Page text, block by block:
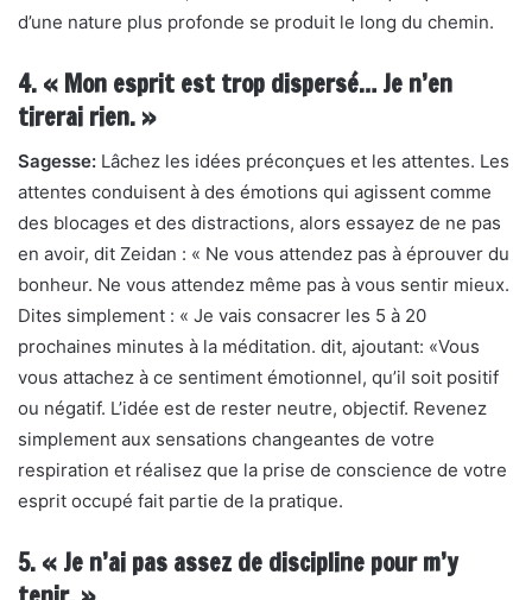
d’une nature plus profonde se produit le long du chemin.
4. « Mon esprit est trop dispersé… Je n’en
tirerai rien. »
Sagesse: Lâchez les idées préconçues et les attentes. Les
attentes conduisent à des émotions qui agissent comme
des blocages et des distractions, alors essayez de ne pas
en avoir, dit Zeidan : « Ne vous attendez pas à éprouver du
bonheur. Ne vous attendez même pas à vous sentir mieux.
Dites simplement : « Je vais consacrer les 5 à 20
prochaines minutes à la méditation. dit, ajoutant: «Vous
vous attachez à ce sentiment émotionnel, qu’il soit positif
ou négatif. L’idée est de rester neutre, objectif. Revenez
simplement aux sensations changeantes de votre
respiration et réalisez que la prise de conscience de votre
esprit occupé fait partie de la pratique.
5. « Je n’ai pas assez de discipline pour m’y